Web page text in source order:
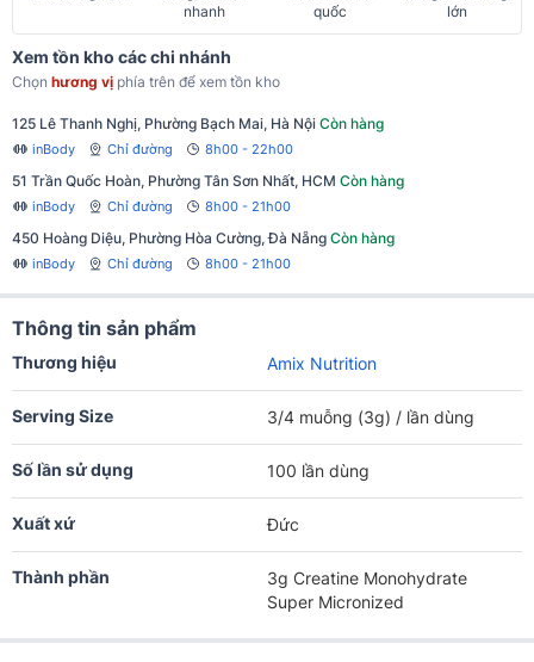
nhanh
quốc
lớn
Xem tồn kho các chi nhánh
Chọn hương vị phía trên để xem tồn kho
125 Lê Thanh Nghị, Phường Bạch Mai, Hà Nội Còn hàng
inBody Chỉ đường 8h00 - 22h00
51 Trần Quốc Hoàn, Phường Tân Sơn Nhất, HCM Còn hàng
inBody Chỉ đường 8h00 - 21h00
450 Hoàng Diệu, Phường Hòa Cường, Đà Nẵng Còn hàng
inBody Chỉ đường 8h00 - 21h00
Thông tin sản phẩm
Thương hiệu Amix Nutrition
Serving Size 3/4 muỗng (3g) / lần dùng
Số lần sử dụng 100 lần dùng
Xuất xứ Đức
Thành phần
3g Creatine Monohydrate
Super Micronized